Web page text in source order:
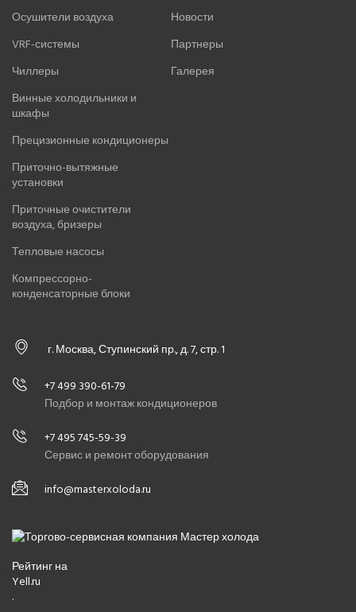
Осушители воздуха
VRF-системы
Чиллеры
Винные холодильники и
шкафы
Прецизионные кондиционеры
Приточно-вытяжные
установки
Приточные очистители
воздуха, бризеры
Тепловые насосы
Компрессорно-
конденсаторные блоки
Новости
Партнеры
Галерея
г. Москва, Ступинский пр., д. 7, стр. 1
+7 499 390-61-79
Подбор и монтаж кондиционеров
+7 495 745-59-39
Сервис и ремонт оборудования
info@masterxoloda.ru
Рейтинг на
Yell.ru
.